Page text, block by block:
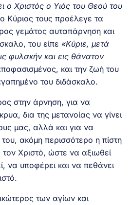
ο Χριστός ο Υιός του Θεού του
Κύριος τους προέλεγε τα
γεμάτος αυταπάρνηση και
του είπε «Κύριε, μετά
φυλακήν και εις θάνατον
και την ζωή του
του διδάσκαλο.
στην άρνηση, για να
δια της μετανοίας να γίνει
μας, αλλά και για να
ακόμη περισσότερο η πίστη
Χριστό, ώστε να αξιωθεί
να υποφέρει και να πεθάνει
των αγίων και